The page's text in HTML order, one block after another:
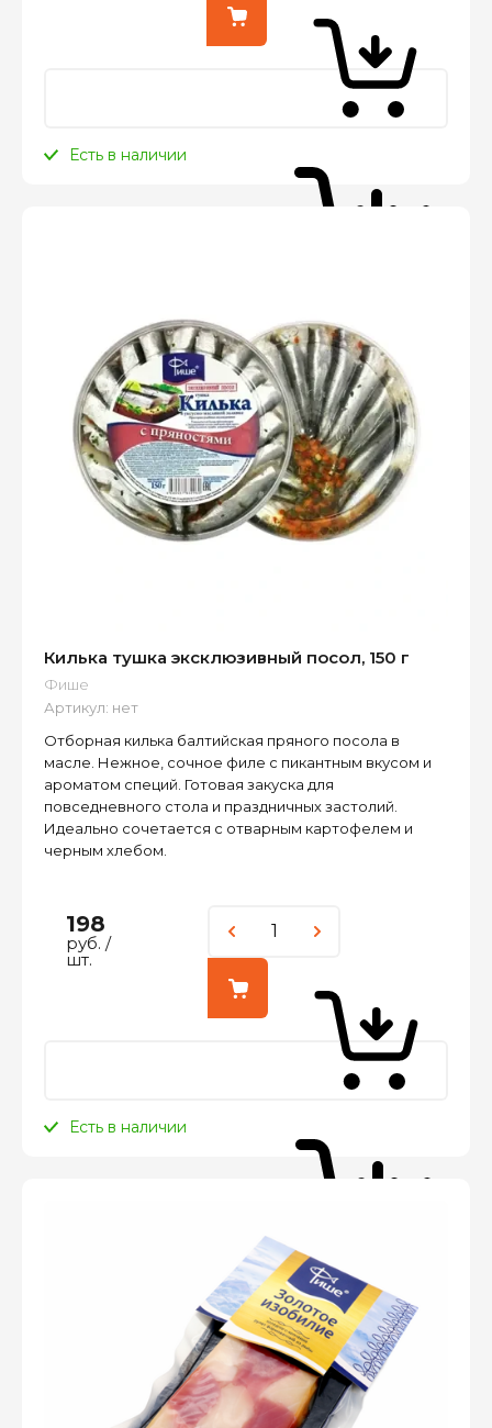
Есть в наличии
Килька тушка эксклюзивный посол, 150 г
Фише
Артикул: нет
Отборная килька балтийская пряного посола в
масле. Нежное, сочное филе с пикантным вкусом и
ароматом специй. Готовая закуска для
повседневного стола и праздничных застолий.
Идеально сочетается с отварным картофелем и
черным хлебом.
198
руб. /
шт.
Есть в наличии